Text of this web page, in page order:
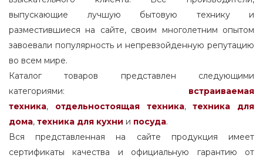
выпускающие лучшую бытовую технику и
разместившиеся на сайте, своим многолетним опытом
завоевали популярность и непревзойденную репутацию
во всем мире.
Каталог товаров представлен следующими
категориями: встраиваемая
техника, отдельностоящаятехника,
техника для
дома, техника для кухни и посуда.
Вся представленная на сайте продукция имеет
сертификаты качества и официальную гарантию от